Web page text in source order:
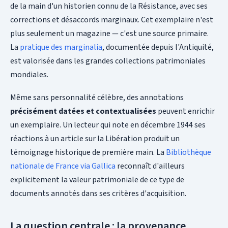
de la main d'un historien connu de la Résistance, avec ses
corrections et désaccords marginaux. Cet exemplaire n'est
plus seulement un magazine — c'est une source primaire.
La pratique des marginalia, documentée depuis l'Antiquité,
est valorisée dans les grandes collections patrimoniales
mondiales.
Même sans personnalité célèbre, des annotations
précisément datées et contextualisées peuvent enrichir
un exemplaire. Un lecteur qui note en décembre 1944 ses
réactions à un article sur la Libération produit un
témoignage historique de première main. La Bibliothèque
nationale de France via Gallica reconnaît d'ailleurs
explicitement la valeur patrimoniale de ce type de
documents annotés dans ses critères d'acquisition.